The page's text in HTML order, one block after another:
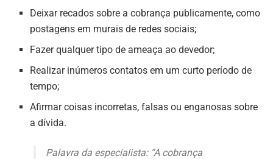
Deixar recados sobre a cobrança publicamente, como
postagens em murais de redes sociais;
Fazer qualquer tipo de ameaça ao devedor;
Realizar inúmeros contatos em um curto período de
tempo;
Afirmar coisas incorretas, falsas ou enganosas sobre
a dívida.
Palavra da especialista: “A cobrança